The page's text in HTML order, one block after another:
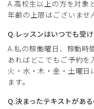
A.高校生以上の方を対象
年齢の上限はございませ
Q.レッスンはいつでも受
A.私の稼働曜日、稼動時
あればどこでもご予約を
火・水・木・金・土曜日
ます。
Q.決まったテキストがあ